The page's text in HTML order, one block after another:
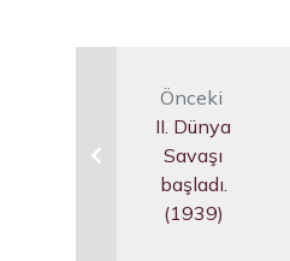
Önceki
II. Dünya
Savaşı
başladı.
(1939)